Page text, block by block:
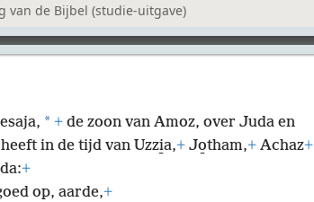
van de Bijbel (studie-uitgave)
* + de zoon van Amoz, over Juda en
in de tijd van Uzzi̱a,+ Jo̱tham,+ Achaz+
+
op, aarde,+